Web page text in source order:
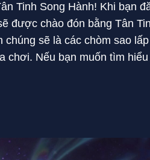
Tinh Song Hành! Khi bạn
được chào đón bằng Tân
sẽ là các chòm sao
Nếu bạn muốn tìm